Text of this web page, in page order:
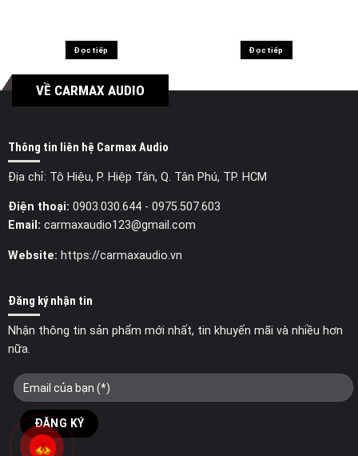
Đọc tiếp Đọc tiếp
VỀ CARMAX AUDIO
Thông tin liên hệ Carmax Audio
Địa chỉ: Tô Hiệu, P. Hiệp Tân, Q. Tân Phú, TP. HCM
Điện thoại: 0903.030.644- 0975.507.603
Email: carmaxaudio123@gmail.com
Website: https://carmaxaudio.vn
Đăng ký nhận tin
Nhận thông tin sản phẩm mới nhất, tin khuyến mãi và nhiều hơn
nữa.